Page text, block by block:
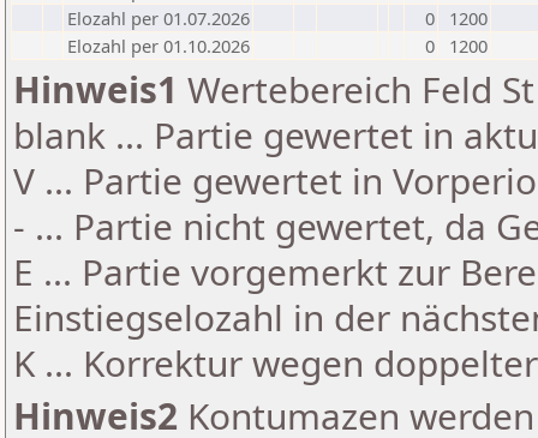
Elozahl per 01.07.2026
0
1200
Elozahl per 01.10.2026
0 1200
Hinweis1 Wertebereich Feld
blank ... Partie gewertet in
V ... Partie gewertet in
- ... Partie nicht gewertet, da
E ... Partie vorgemerkt zur
Einstiegselozahl in der
K ... Korrektur wegen
Hinweis2 Kontumazen